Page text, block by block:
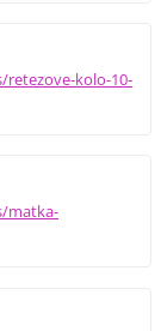
kolo-10-
matka-